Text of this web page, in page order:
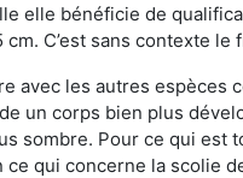
elle bénéficie de
cm. C’est sans contexte
avec les autres
un corps bien plus
sombre. Pour ce qui
ce qui concerne la scolie